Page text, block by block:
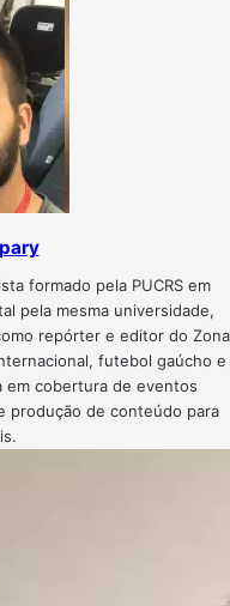
formado pela PUCRS em
pela mesma universidade,
repórter e editor do Zona
futebol gaúcho e
em cobertura de eventos
produção de conteúdo para